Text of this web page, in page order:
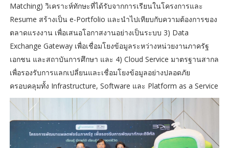
Matching) วิเคราะห์ทักษะที่ได้รับจากการเรียนในโครงการและ
Resume สร้างเป็น e-Portfolio และนำไปเทียบกับความต้องการของ
ตลาดแรงงาน เพื่อเสนอโอกาสงานอย่างเป็นระบบ 3) Data
Exchange Gateway เพื่อเชื่อมโยงข้อมูลระหว่างหน่วยงานภาครัฐ
เอกชน และสถาบันการศึกษา และ 4) Cloud Service มาตรฐานสากล
เพื่อรองรับการแลกเปลี่ยนและเชื่อมโยงข้อมูลอย่างปลอดภัย
ครอบคลุมทั้ง Infrastructure, Software และ Platform as a Service